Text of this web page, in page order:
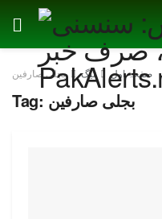
صفحہ اول ٹیگ بجلی صارفین
Tag: بجلی صارفین